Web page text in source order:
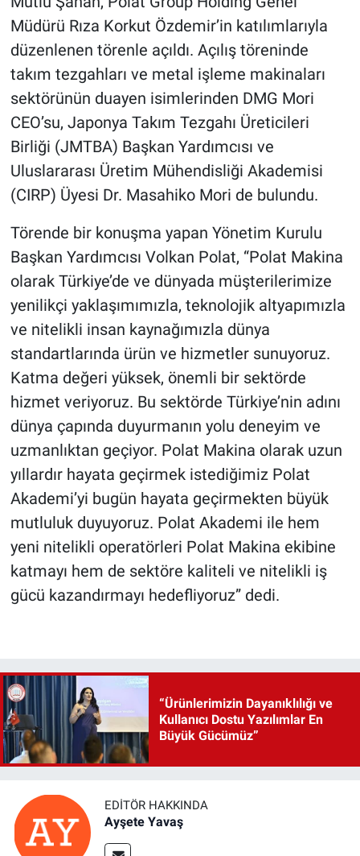
Müdürü Rıza Korkut Özdemir’in katılımlarıyla
düzenlenen törenle açıldı. Açılış töreninde
takım tezgahları ve metal işleme makinaları
sektörünün duayen isimlerinden DMG Mori
CEO’su, Japonya Takım Tezgahı Üreticileri
Birliği (JMTBA) Başkan Yardımcısı ve
Uluslararası Üretim Mühendisliği Akademisi
(CIRP) Üyesi Dr. Masahiko Mori de bulundu.
Törende bir konuşma yapan Yönetim Kurulu
Başkan Yardımcısı Volkan Polat, “Polat Makina
olarak Türkiye’de ve dünyada müşterilerimize
yenilikçi yaklaşımımızla, teknolojik altyapımızla
ve nitelikli insan kaynağımızla dünya
standartlarında ürün ve hizmetler sunuyoruz.
Katma değeri yüksek, önemli bir sektörde
hizmet veriyoruz. Bu sektörde Türkiye’nin adını
dünya çapında duyurmanın yolu deneyim ve
uzmanlıktan geçiyor. Polat Makina olarak uzun
yıllardır hayata geçirmek istediğimiz Polat
Akademi’yi bugün hayata geçirmekten büyük
mutluluk duyuyoruz. Polat Akademi ile hem
yeni nitelikli operatörleri Polat Makina ekibine
katmayı hem de sektöre kaliteli ve nitelikli iş
gücü kazandırmayı hedefliyoruz” dedi.
“Ürünlerimizin Dayanıklılığı ve
Kullanıcı Dostu Yazılımlar En
Büyük Gücümüz”
EDITÖR HAKKINDA
Ayşete Yavaş